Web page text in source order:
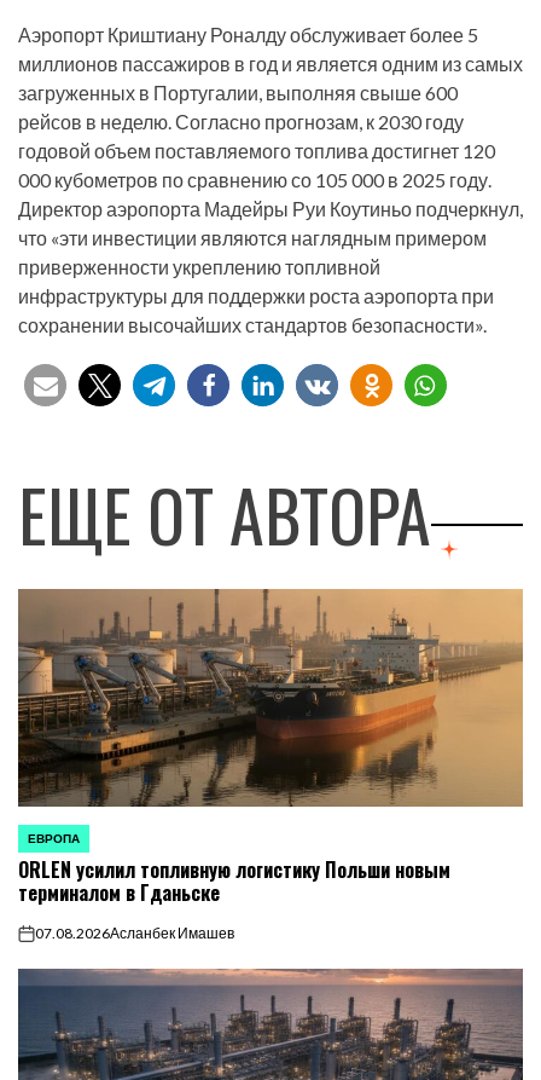
Аэропорт Криштиану Роналду обслуживает более 5
миллионов пассажиров в год и является одним из самых
загруженных в Португалии, выполняя свыше 600
рейсов в неделю. Согласно прогнозам, к 2030 году
годовой объем поставляемого топлива достигнет 120
000 кубометров по сравнению со 105 000 в 2025 году.
Директор аэропорта Мадейры Руи Коутиньо подчеркнул,
что «эти инвестиции являются наглядным примером
приверженности укреплению топливной
инфраструктуры для поддержки роста аэропорта при
сохранении высочайших стандартов безопасности».
ЕЩЕ ОТ АВТОРА
ОПУБЛИКОВАНО
В
ЕВРОПА
ORLEN усилил топливную логистику Польши новым
терминалом в Гданьске
on07.08.2026Асланбек Имашев